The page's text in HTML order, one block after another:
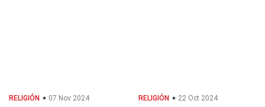
RELIGIÓN 07 Nov 2024 RELIGIÓN 22 Oct 2024